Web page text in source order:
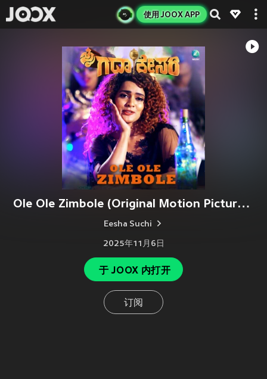
使用 JOOX APP
Ole Ole Zimbole (Original Motion Picture Soundtrack)
Eesha Suchi
2025年11月6日
于 JOOX 内打开
订阅